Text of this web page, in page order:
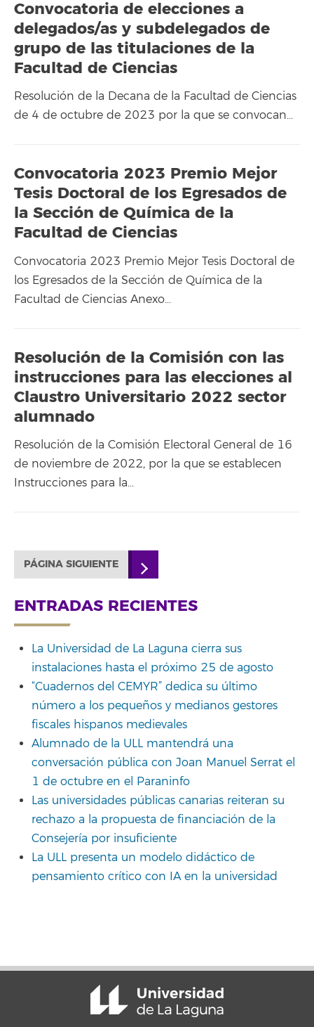
Convocatoria de elecciones a
delegados/as y subdelegados de
grupo de las titulaciones de la
Facultad de Ciencias
Resolución de la Decana de la Facultad de Ciencias
de 4 de octubre de 2023 por la que se convocan…
Convocatoria 2023 Premio Mejor
Tesis Doctoral de los Egresados de
la Sección de Química de la
Facultad de Ciencias
Convocatoria 2023 Premio Mejor Tesis Doctoral de
los Egresados de la Sección de Química de la
Facultad de Ciencias Anexo…
Resolución de la Comisión con las
instrucciones para las elecciones al
Claustro Universitario 2022 sector
alumnado
Resolución de la Comisión Electoral General de 16
de noviembre de 2022, por la que se establecen
Instrucciones para la…
PÁGINA SIGUIENTE
ENTRADAS RECIENTES
La Universidad de La Laguna cierra sus
instalaciones hasta el próximo 25 de agosto
“Cuadernos del CEMYR” dedica su último
número a los pequeños y medianos gestores
fiscales hispanos medievales
Alumnado de la ULL mantendrá una
conversación pública con Joan Manuel Serrat el
1 de octubre en el Paraninfo
Las universidades públicas canarias reiteran su
rechazo a la propuesta de financiación de la
Consejería por insuficiente
La ULL presenta un modelo didáctico de
pensamiento crítico con IA en la universidad